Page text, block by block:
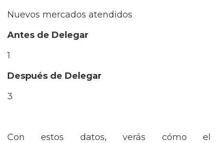
Nuevos mercados atendidos
Antes de Delegar
1
Después de Delegar
3
Con estos datos, verás cómo el